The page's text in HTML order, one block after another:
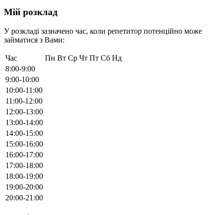
Мій розклад
У розкладі зазначено час, коли репетитор потенційно може
займатися з Вами:
Час Пн Вт Ср Чт Пт Сб Нд
8:00-9:00
9:00-10:00
10:00-11:00
11:00-12:00
12:00-13:00
13:00-14:00
14:00-15:00
15:00-16:00
16:00-17:00
17:00-18:00
18:00-19:00
19:00-20:00
20:00-21:00